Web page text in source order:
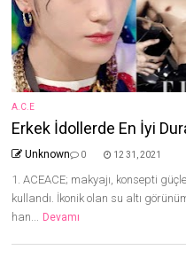
A.C.E
Erkek İdollerde En İyi
Unknown 0 12 31, 2021
1. ACEACE; makyajı, konsepti
kullandı. İkonik olan su altı
han... Devamı